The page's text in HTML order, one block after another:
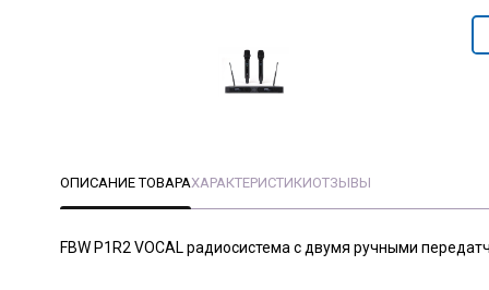
ОПИСАНИЕ ТОВАРАХАРАКТЕРИСТИКИОТЗЫВЫ
FBW P1R2 VOCAL радиосистема с двумя ручными